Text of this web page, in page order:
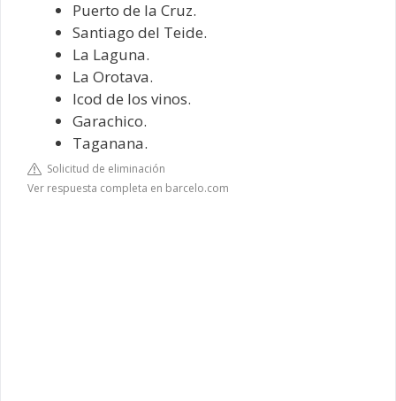
Puerto de la Cruz.
Santiago del Teide.
La Laguna.
La Orotava.
Icod de los vinos.
Garachico.
Taganana.
Solicitud de eliminación
Ver respuesta completa en barcelo.com